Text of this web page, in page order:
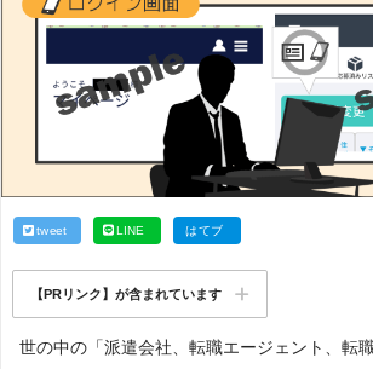
tweet LINE はてブ
【PRリンク】が含まれています
世の中の「派遣会社、転職エージェント、転